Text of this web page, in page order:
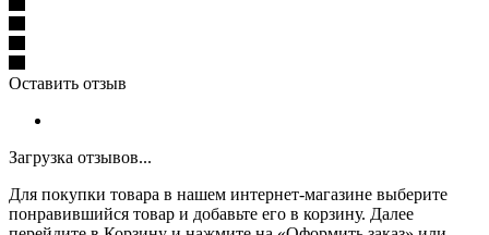
Оставить отзыв
Загрузка отзывов...
Для покупки товара в нашем интернет-магазине выберите
понравившийся товар и добавьте его в корзину. Далее